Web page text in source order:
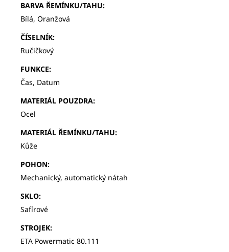
BARVA ŘEMÍNKU/TAHU:
Bílá, Oranžová
ČÍSELNÍK:
Ručičkový
FUNKCE:
Čas, Datum
MATERIÁL POUZDRA:
Ocel
MATERIÁL ŘEMÍNKU/TAHU:
Kůže
POHON:
Mechanický, automatický nátah
SKLO:
Safírové
STROJEK:
ETA Powermatic 80.111